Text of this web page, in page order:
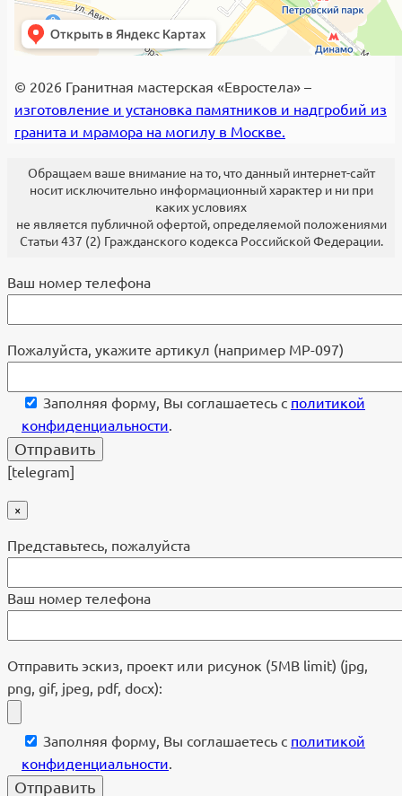
© 2026 Гранитная мастерская «Евростела» –
изготовление и установка памятников и надгробий из
гранита и мрамора на могилу в Москве.
Обращаем ваше внимание на то, что данный интернет-сайт
носит исключительно информационный характер и ни при
каких условиях
не является публичной офертой, определяемой положениями
Статьи 437 (2) Гражданского кодекса Российской Федерации.
Ваш номер телефона
Пожалуйста, укажите артикул (например МР-097)
Заполняя форму, Вы соглашаетесь с политикой
конфиденциальности.
[telegram]
×
Представьтесь, пожалуйста
Ваш номер телефона
Отправить эскиз, проект или рисунок (5MB limit) (jpg,
png, gif, jpeg, pdf, docx):
Заполняя форму, Вы соглашаетесь с политикой
конфиденциальности.